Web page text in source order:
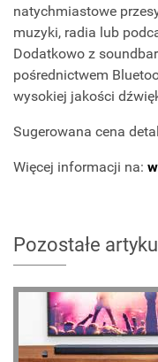
natychmiastowe
muzyki, radia lub
Dodatkowo z
pośrednictwem
wysokiej jakości
Sugerowana cena
Więcej informacji na:
Pozostałe